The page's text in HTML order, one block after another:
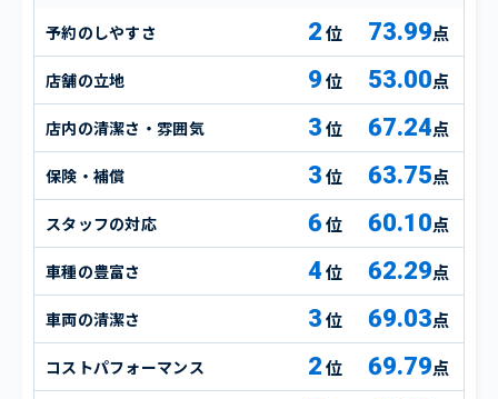
予約のしやすさ 2 73.99点
店舗の立地 9 53.00点
店内の清潔さ・雰囲気 3 67.24点
保険・補償 3 63.75点
スタッフの対応 6 60.10点
車種の豊富さ 4 62.29点
車両の清潔さ 3 69.03点
コストパフォーマンス 2 69.79点